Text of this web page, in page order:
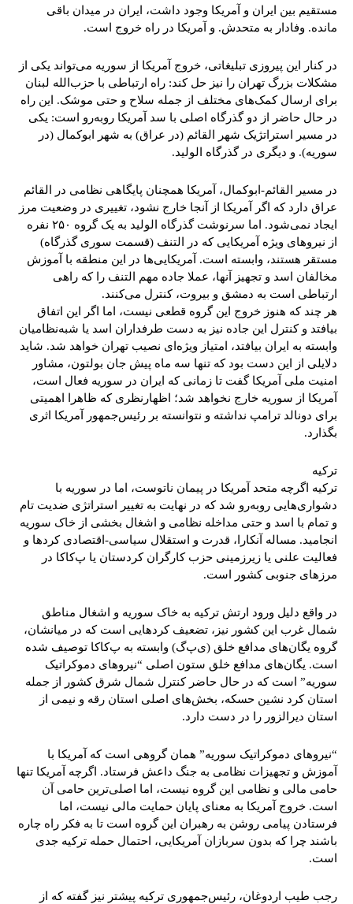
مستقیم بین ایران و آمریکا وجود داشت، ایران در میدان باقی
مانده. وفادار به متحدش. و آمریکا در راه خروج است.
در کنار این پیروزی تبلیغاتی، خروج آمریکا از سوریه می‌تواند یکی از
مشکلات بزرگ تهران را نیز حل کند: راه ارتباطی با حزب‌الله لبنان
برای ارسال کمک‌های مختلف از جمله سلاح و حتی موشک. این راه
در حال حاضر از دو گذرگاه اصلی با سد آمریکا روبه‌رو است: یکی
در مسیر استراتژیک شهر القائم (در عراق) به شهر ابوکمال (در
سوریه). و دیگری در گذرگاه الولید.
در مسیر القائم-ابوکمال، آمریکا همچنان پایگاهی نظامی در القائم
عراق دارد که اگر آمریکا از آنجا خارج نشود، تغییری در وضعیت مرز
ایجاد نمی‌شود. اما سرنوشت گذرگاه الولید به یک گروه ۲۵۰ نفره
از نیروهای ویژه آمریکایی که در التنف (قسمت سوری گذرگاه)
مستقر هستند، وابسته است. آمریکایی‌ها در این منطقه با آموزش
مخالفان اسد و تجهیز آنها، عملا جاده مهم التنف را که راهی
ارتباطی است به دمشق و بیروت، کنترل می‌کنند.
هر چند که هنوز خروج این گروه قطعی نیست، اما اگر این اتفاق
بیافتد و کنترل این جاده نیز به دست طرفداران اسد یا شبه‌نظامیان
وابسته به ایران بیافتد، امتیاز ویژه‌ای نصیب تهران خواهد شد. شاید
دلایلی از این دست بود که تنها سه ماه پیش جان بولتون، مشاور
امنیت ملی آمریکا گفت تا زمانی که ایران در سوریه فعال است،
آمریکا از سوریه خارج نخواهد شد؛ اظهارنظری که ظاهرا اهمیتی
برای دونالد ترامپ نداشته و نتوانسته بر رئیس‌جمهور آمریکا اثری
بگذارد.
ترکیه
ترکیه اگرچه متحد آمریکا در پیمان ناتوست، اما در سوریه با
دشواری‌هایی روبه‌رو شد که در نهایت به تغییر استراتژی ضدیت تام
و تمام با اسد و حتی مداخله نظامی و اشغال بخشی از خاک سوریه
انجامید. مساله آنکارا، قدرت و استقلال سیاسی-اقتصادی کردها و
فعالیت علنی یا زیرزمینی حزب کارگران کردستان یا پ‌کا‌کا در
مرزهای جنوبی کشور است.
در واقع دلیل ورود ارتش ترکیه به خاک سوریه و اشغال مناطق
شمال غرب این کشور نیز، تضعیف کردهایی است که در میانشان،
گروه یگان‌های مدافع خلق (ی‌پ‌گ) وابسته به پ‌کا‌کا توصیف شده
است. یگان‌های مدافع خلق ستون اصلی “نیروهای دموکراتیک
سوریه” است که در حال حاضر کنترل شمال شرق کشور از جمله
استان کرد نشین حسکه، بخش‌های اصلی استان رقه و نیمی از
استان دیرالزور را در دست دارد.
“نیروهای دموکراتیک سوریه” همان گروهی است که آمریکا با
آموزش و تجهیزات نظامی به جنگ داعش فرستاد. اگرچه آمریکا تنها
حامی مالی و نظامی این گروه نیست، اما اصلی‌ترین حامی آن
است. خروج آمریکا به معنای پایان حمایت مالی نیست، اما
فرستادن پیامی روشن به رهبران این گروه است تا به فکر راه چاره
باشند چرا که بدون سربازان آمریکایی، احتمال حمله ترکیه جدی
است.
رجب طیب اردوغان، رئیس‌جمهوری ترکیه پیشتر نیز گفته که از